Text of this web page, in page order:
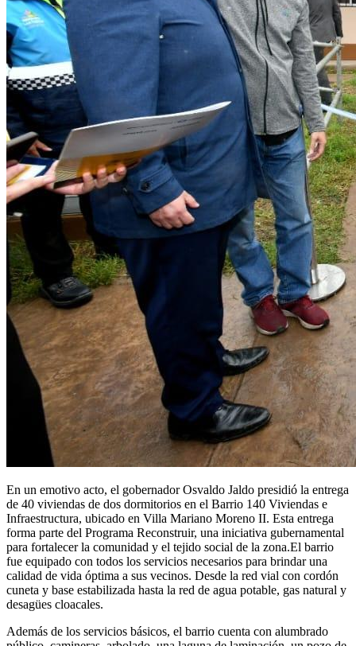
En un emotivo acto, el gobernador Osvaldo Jaldo presidió la entrega
de 40 viviendas de dos dormitorios en el Barrio 140 Viviendas e
Infraestructura, ubicado en Villa Mariano Moreno II. Esta entrega
forma parte del Programa Reconstruir, una iniciativa gubernamental
para fortalecer la comunidad y el tejido social de la zona.El barrio
fue equipado con todos los servicios necesarios para brindar una
calidad de vida óptima a sus vecinos. Desde la red vial con cordón
cuneta y base estabilizada hasta la red de agua potable, gas natural y
desagües cloacales.
Además de los servicios básicos, el barrio cuenta con alumbrado